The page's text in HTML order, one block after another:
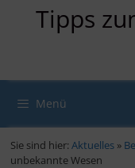
Tipps
Menü
Sie sind hier: Aktuelles »
unbekannte Wesen